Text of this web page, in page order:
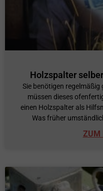
Holzspalter
Sie benötigen regelmäßig
müssen dieses
einen Holzspalter als
Was früher
ZUM